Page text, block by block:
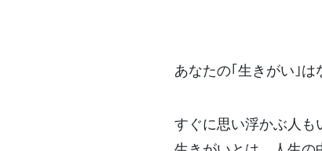
あなたの｢生きがい｣は
すぐに思い浮かぶ人も